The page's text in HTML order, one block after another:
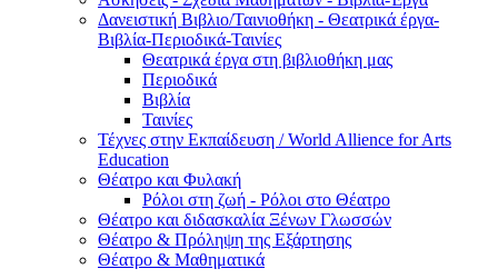
Δανειστική Βιβλιο/Ταινιοθήκη - Θεατρικά έργα-
Βιβλία-Περιοδικά-Ταινίες
Θεατρικά έργα στη βιβλιοθήκη μας
Περιοδικά
Βιβλία
Ταινίες
Τέχνες στην Εκπαίδευση / World Allience for Arts
Education
Θέατρο και Φυλακή
Ρόλοι στη ζωή - Ρόλοι στο Θέατρο
Θέατρο και διδασκαλία Ξένων Γλωσσών
Θέατρο & Πρόληψη της Εξάρτησης
Θέατρο & Μαθηματικά